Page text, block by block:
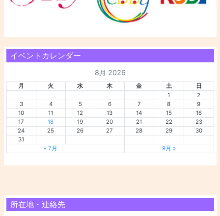
イベントカレンダー
8月 2026
月 火 水 木 金 土
日
1
2
3
4 5 6 7 8
9
10
11 12 13 14 15
16
17
18 19 20 21 22
23
24
25 26 27 28 29
30
31
« 7月
9月 »
所在地・連絡先